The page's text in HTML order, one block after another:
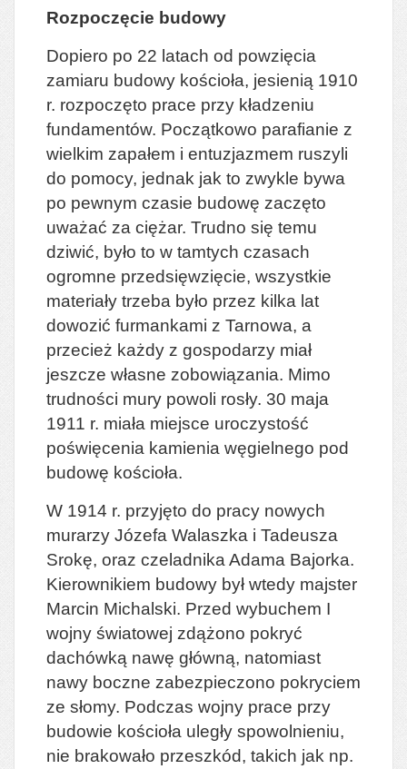
Rozpoczęcie budowy
Dopiero po 22 latach od powzięcia
zamiaru budowy kościoła, jesienią 1910
r. rozpoczęto prace przy kładzeniu
fundamentów. Początkowo parafianie z
wielkim zapałem i entuzjazmem ruszyli
do pomocy, jednak jak to zwykle bywa
po pewnym czasie budowę zaczęto
uważać za ciężar. Trudno się temu
dziwić, było to w tamtych czasach
ogromne przedsięwzięcie, wszystkie
materiały trzeba było przez kilka lat
dowozić furmankami z Tarnowa, a
przecież każdy z gospodarzy miał
jeszcze własne zobowiązania. Mimo
trudności mury powoli rosły. 30 maja
1911 r. miała miejsce uroczystość
poświęcenia kamienia węgielnego pod
budowę kościoła.
W 1914 r. przyjęto do pracy nowych
murarzy Józefa Walaszka i Tadeusza
Srokę, oraz czeladnika Adama Bajorka.
Kierownikiem budowy był wtedy majster
Marcin Michalski. Przed wybuchem I
wojny światowej zdążono pokryć
dachówką nawę główną, natomiast
nawy boczne zabezpieczono pokryciem
ze słomy. Podczas wojny prace przy
budowie kościoła uległy spowolnieniu,
nie brakowało przeszkód, takich jak np.